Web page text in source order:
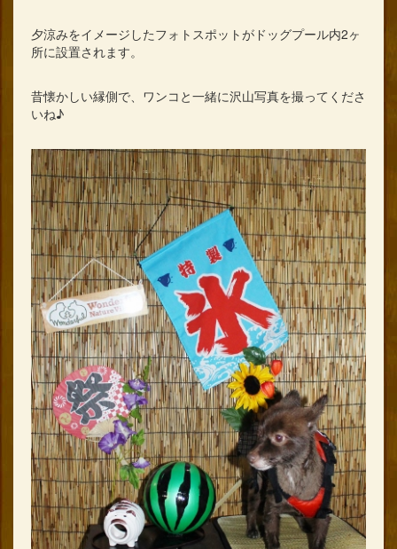
夕涼みをイメージしたフォトスポットがドッグプール内2ヶ
所に設置されます。
昔懐かしい縁側で、ワンコと一緒に沢山写真を撮ってくださ
いね♪